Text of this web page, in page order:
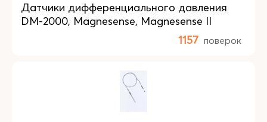
Датчики дифференциального давления
DM-2000, Magnesense, Magnesense II
1157 поверок